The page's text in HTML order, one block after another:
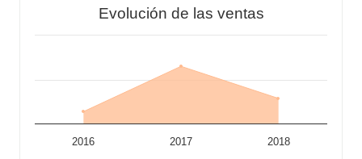
Evolución de las ventas
2016 2017 2018